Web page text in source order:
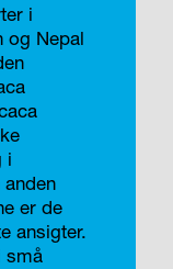
i
og Nepal
i
er de
ansigter.
små